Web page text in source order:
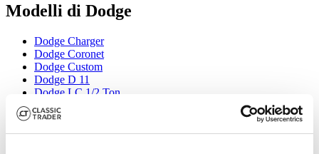
Modelli di Dodge
Dodge Charger
Dodge Coronet
Dodge Custom
Dodge D 11
Dodge LC 1/2 Ton
Dodge Polara
Dodge Ram
Dodge Standard